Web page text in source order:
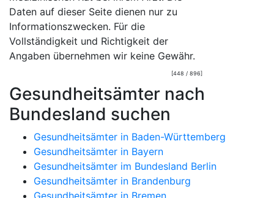
Daten auf dieser Seite dienen nur zu
Informationszwecken. Für die
Vollständigkeit und Richtigkeit der
Angaben übernehmen wir keine Gewähr.
[448 / 896]
Gesundheitsämter nach
Bundesland suchen
Gesundheitsämter in Baden-Württemberg
Gesundheitsämter in Bayern
Gesundheitsämter im Bundesland Berlin
Gesundheitsämter in Brandenburg
Gesundheitsämter in Bremen